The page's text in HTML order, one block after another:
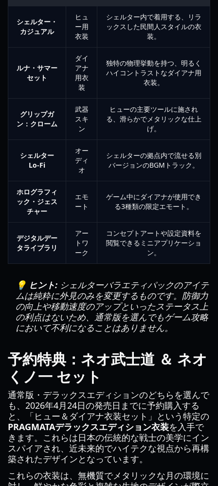
シェルター・
カジュアル
ヒュ
ー用
衣装
シェルター内で着用する、リラ
ックスした民間人スタイルの衣
装。
ルナ・サマー
セット
ダイ
アナ
用衣
装
独特の物理挙動を持つ、明るく
ハイコントラストなダイアナ用
衣装。
グリップガ
ン：クローム
武器
スキ
ン
ヒューの主要ツールに施され
る、滑らかでメタリックな仕上
げ。
シェルター
Lo-Fi
オー
ディ
オ
シェルターの拠点内で流せる別
バージョンのBGMトラック。
ホログラフィ
ック・ジェス
チャー
エモ
ート
ゲーム中にダイアナが使用でき
る3種類の限定エモート。
デジタルデー
タライブラリ
アー
トワ
ーク
コンセプトアートや設定資料を
閲覧できるミニアプリケーショ
ン。
💡 ヒント: シェルターバラエティパックのアイテ
ムは純粋に外見のみを変更するものです。防御力
の向上や移動速度のアップといったステータス上
の利点はないため、通常版を選んでもゲーム攻略
において不利になることはありません。
予約特典：ネオ武士道 ＆ ネオ
くノ一 セット
通常版・デラックスエディションのどちらを選んで
も、2026年4月24日の発売日までに予約購入する
と、「ヒュー＆ダイアナ衣装セット」という特定の
PRAGMATAデラックスエディション衣装を入手で
きます。これらは日本の伝統的な戦士の美学にイン
スパイアされ、近未来的でハイテクな視点から再構
築されたデザインとなっています。
これらの衣装は、無機質でメタリックな月の環境に